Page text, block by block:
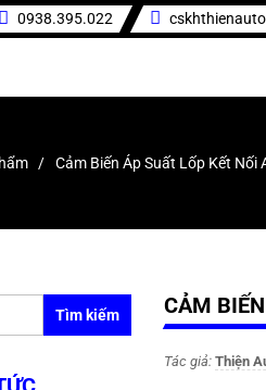
0938.395.022
Cảm Biến Áp Suất Lốp Kết Nối
CẢM
Tác giả: Thiện
Tìm kiếm